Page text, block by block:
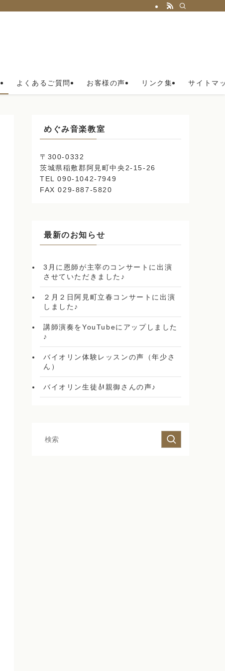
よくあるご質問 お客様の声 リンク集 サイトマ
めぐみ音楽教室
〒300-0332
茨城県稲敷郡阿見町中央2-15-26
TEL 090-1042-7949
FAX 029-887-5820
最新のお知らせ
3月に恩師が主宰のコンサートに出演
させていただきました♪
２月２日阿見町立春コンサートに出演
しました♪
講師演奏をYouTubeにアップしました
♪
バイオリン体験レッスンの声（年少さ
ん）
バイオリン生徒🎻親御さんの声♪